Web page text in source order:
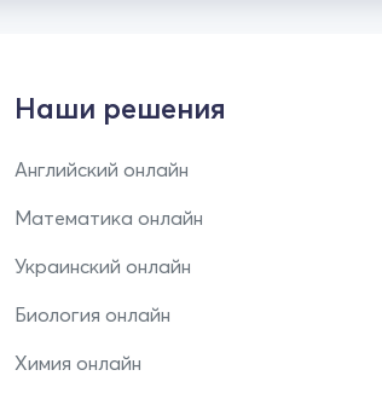
Наши решения
Английский онлайн
Математика онлайн
Украинский онлайн
Биология онлайн
Химия онлайн